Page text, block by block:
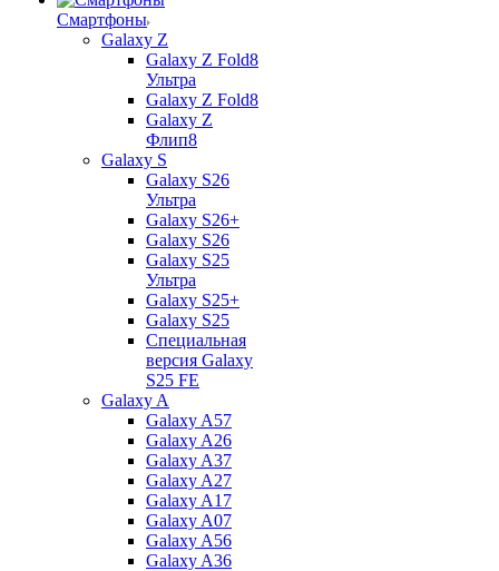
Смартфоны
Galaxy Z
Galaxy Z Fold8
Ультра
Galaxy Z Fold8
Galaxy Z
Флип8
Galaxy S
Galaxy S26
Ультра
Galaxy S26+
Galaxy S26
Galaxy S25
Ультра
Galaxy S25+
Galaxy S25
Специальная
версия Galaxy
S25 FE
Galaxy A
Galaxy A57
Galaxy A26
Galaxy A37
Galaxy A27
Galaxy A17
Galaxy A07
Galaxy A56
Galaxy A36